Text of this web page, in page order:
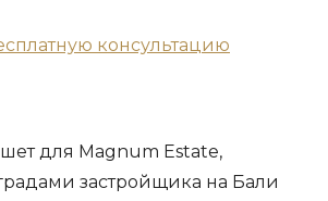
консультацию
для Magnum Estate,
застройщика на Бали